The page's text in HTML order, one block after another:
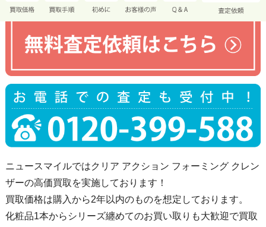
ニュースマイルではクリア アクション フォーミング クレン
ザーの高価買取を実施しております！
買取価格は購入から2年以内のものを想定しております。
化粧品1本からシリーズ纏めてのお買い取りも大歓迎で買取